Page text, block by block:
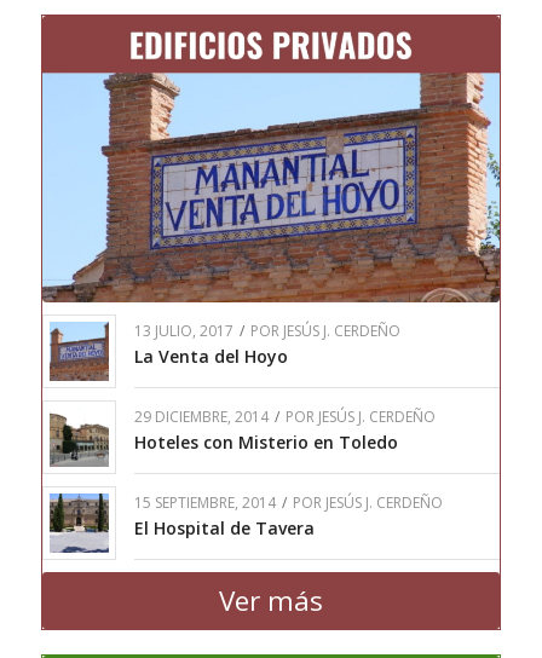
13 JULIO, 2017 / POR JESÚS J. CERDEÑO
La Venta del Hoyo
29 DICIEMBRE, 2014 / POR JESÚS J. CERDEÑO
Hoteles con Misterio en Toledo
15 SEPTIEMBRE, 2014 / POR JESÚS J. CERDEÑO
El Hospital de Tavera
Ver más